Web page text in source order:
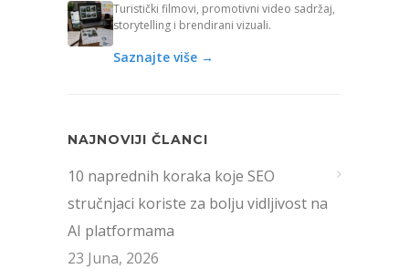
Turistički filmovi, promotivni video sadržaj,
storytelling i brendirani vizuali.
Saznajte više →
NAJNOVIJI ČLANCI
10 naprednih koraka koje SEO
stručnjaci koriste za bolju vidljivost na
AI platformama
23 Juna, 2026